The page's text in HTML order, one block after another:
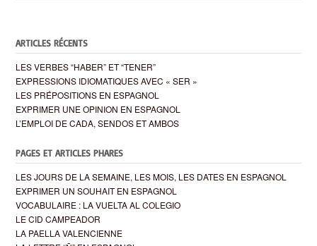
ARTICLES RÉCENTS
LES VERBES “HABER” ET “TENER”
EXPRESSIONS IDIOMATIQUES AVEC « SER »
LES PRÉPOSITIONS EN ESPAGNOL
EXPRIMER UNE OPINION EN ESPAGNOL
L’EMPLOI DE CADA, SENDOS ET AMBOS
PAGES ET ARTICLES PHARES
LES JOURS DE LA SEMAINE, LES MOIS, LES DATES EN ESPAGNOL
EXPRIMER UN SOUHAIT EN ESPAGNOL
VOCABULAIRE : LA VUELTA AL COLEGIO
LE CID CAMPEADOR
LA PAELLA VALENCIENNE